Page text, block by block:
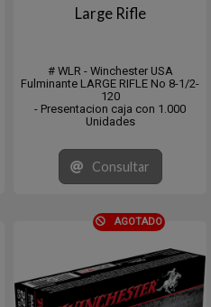
Large Rifle
# WLR - Winchester USA
Fulminante LARGE RIFLE No 8-1/2-
120
- Presentacion caja con 1.000
Unidades
Consultar
AGOTADO